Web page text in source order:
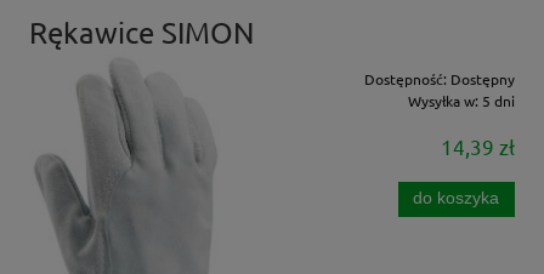
Rękawice SIMON
Dostępność: Dostępny
Wysyłka w: 5 dni
14,39 zł
do koszyka